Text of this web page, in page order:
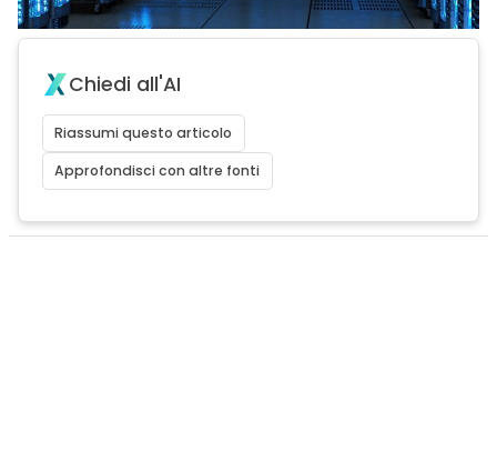
Chiedi all'AI
Riassumi questo articolo
Approfondisci con altre fonti